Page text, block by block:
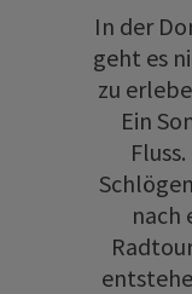
In der
geht es
zu
Ein
nach